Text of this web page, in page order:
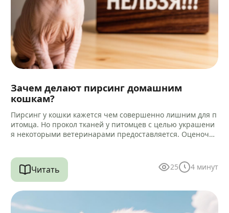
Зачем делают пирсинг домашним
кошкам?
Пирсинг у кошки кажется чем совершенно лишним для п
итомца. Но прокол тканей у питомцев с целью украшени
я некоторыми ветеринарами предоставляется. Оценочна
Читать 25 4 минут